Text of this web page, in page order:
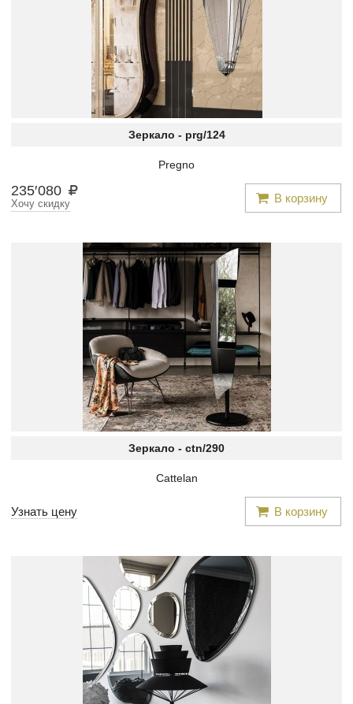
Зеркало - prg/124
Pregno
235′080 В корзину
Хочу скидку
Зеркало - ctn/290
Cattelan
Узнать цену В корзину